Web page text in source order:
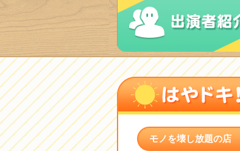
モノを壊し放題の店